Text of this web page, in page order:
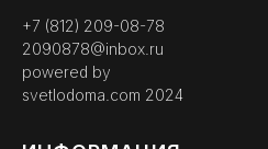
+7 (812) 209-08-78
2090878@inbox.ru
powered by
svetlodoma.com 2024